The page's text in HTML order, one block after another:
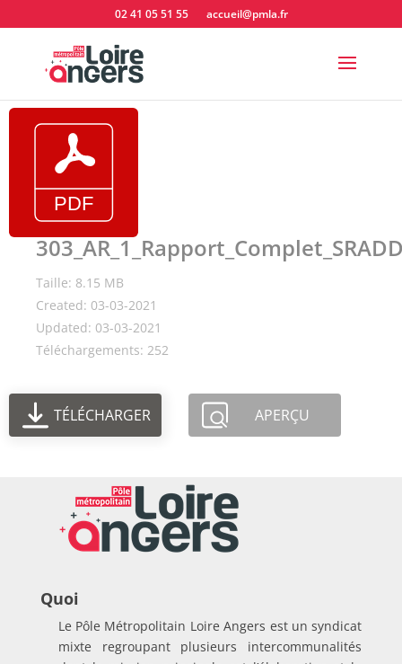
02 41 05 51 55 accueil@pmla.fr
Taille: 8.15 MB
Created: 03-03-2021
Updated: 03-03-2021
Téléchargements: 252
TÉLÉCHARGER APERÇU
Quoi
Le Pôle Métropolitain Loire Angers est un syndicat
mixte regroupant plusieurs intercommunalités